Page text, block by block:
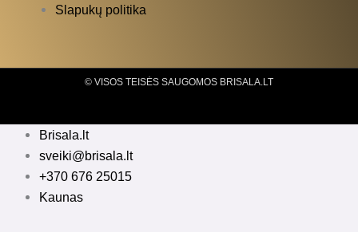
Slapukų politika
© VISOS TEISĖS SAUGOMOS BRISALA.LT
Brisala.lt
sveiki@brisala.lt
+370 676 25015
Kaunas